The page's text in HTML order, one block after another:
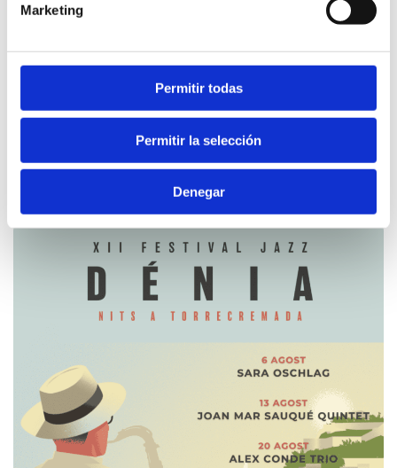
Marketing
Permitir todas
Permitir la selección
Denegar
26 juliol - 23 agost 2026
Cinema